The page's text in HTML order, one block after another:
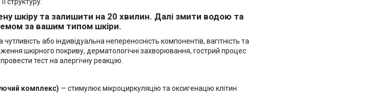
структуру.
шкіру та залишити на 20 хвилин. Далі змити водою та
за вашим типом шкіри.
або індивідуальна непереносність компонентів, вагітність та
шкірного покриву, дерматологічні захворювання, гострий процес
тест на алергічну реакцію.
комплекс) — стимулює мікроциркуляцію та оксигенацію клітин